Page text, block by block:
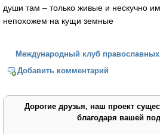
души там – только живые и нескучно
непохожем на кущи земные
Международный клуб
Добавить комментарий
Дорогие друзья, наш проект
благодаря вашей